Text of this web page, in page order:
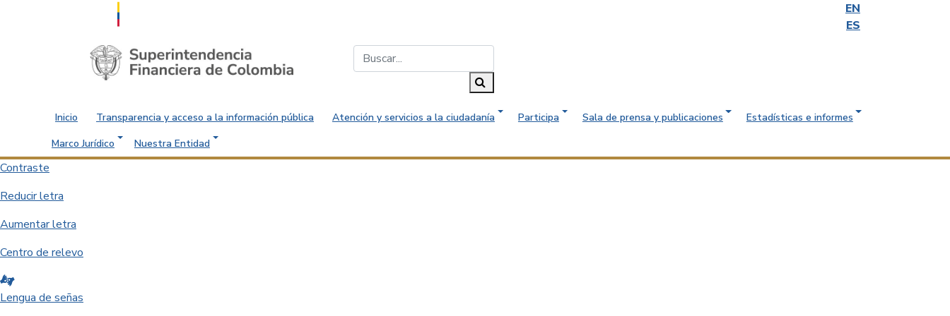
EN
ES
Saltar al contenido principal
Inicio Transparencia y acceso a la información pública Atención y servicios a la ciudadanía Participa Sala de prensa y publicaciones
Estadísticas e informes
Marco Jurídico
Nuestra Entidad
Contraste
Reducir letra
Aumentar letra
Centro de relevo
Lengua de señas